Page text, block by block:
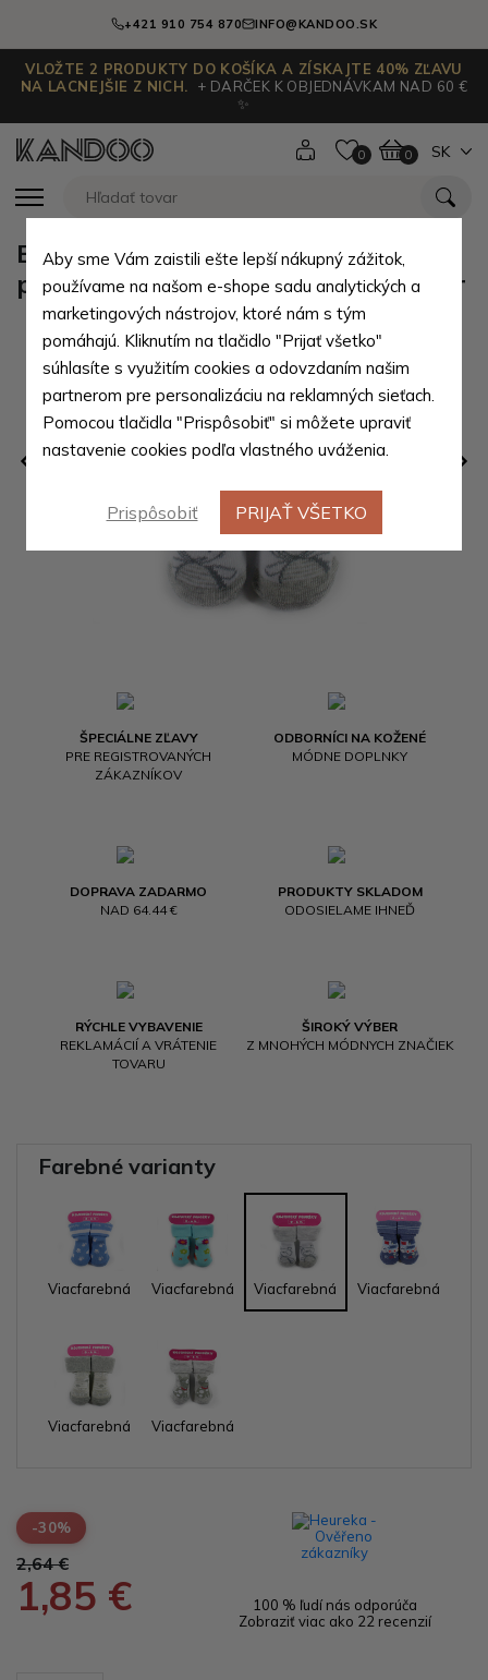
+421 910 754 870 INFO@KANDOO.SK
VLOŽTE 2 PRODUKTY DO KOŠÍKA A ZÍSKAJTE 40% ZĽAVU
NA LACNEJŠIE Z NICH.
+ DARČEK K OBJEDNÁVKAM NAD 60 €
✨
0 0 SK
ŠPECIÁLNE ZĽAVY
PRE REGISTROVANÝCH
ZÁKAZNÍKOV
ODBORNÍCI NA KOŽENÉ
MÓDNE DOPLNKY
DOPRAVA ZADARMO
NAD 64.44 €
PRODUKTY SKLADOM
ODOSIELAME IHNEĎ
RÝCHLE VYBAVENIE
REKLAMÁCIÍ A VRÁTENIE
TOVARU
ŠIROKÝ VÝBER
Z MNOHÝCH MÓDNYCH ZNAČIEK
Bílošedé chlapecké kojenecké
ponožky 0 - 6 měsíců Aileen - 1 pár
Farebné varianty
Viacfarebná Viacfarebná Viacfarebná Viacfarebná
Viacfarebná Viacfarebná
-30%
2,64 €
1,85 €
100 % ľudí nás odporúča
Zobraziť viac ako 22 recenzií
Aby sme Vám zaistili ešte lepší nákupný zážitok,
používame na našom e-shope sadu analytických a
marketingových nástrojov, ktoré nám s tým
pomáhajú. Kliknutím na tlačidlo "Prijať všetko"
súhlasíte s využitím cookies a odovzdaním našim
partnerom pre personalizáciu na reklamných sieťach.
Pomocou tlačidla "Prispôsobiť" si môžete upraviť
nastavenie cookies podľa vlastného uváženia.
Prispôsobiť PRIJAŤ VŠETKO